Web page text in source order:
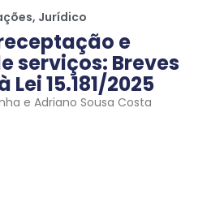
, Jurídico
e
serviços: Breves
15.181/2025
e Adriano Sousa Costa